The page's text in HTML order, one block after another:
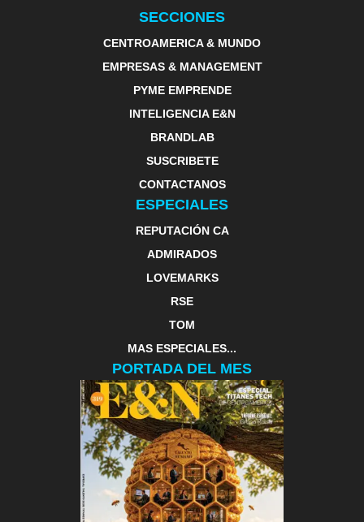
SECCIONES
CENTROAMERICA & MUNDO
EMPRESAS & MANAGEMENT
PYME EMPRENDE
INTELIGENCIA E&N
BRANDLAB
SUSCRIBETE
CONTACTANOS
ESPECIALES
REPUTACIÓN CA
ADMIRADOS
LOVEMARKS
RSE
TOM
MAS ESPECIALES...
PORTADA DEL MES